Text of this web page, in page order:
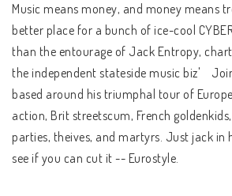
Music means money, and money means
better place for a bunch of ice-cool
than the entourage of Jack Entropy,
the independent stateside music biz'
based around his triumphal tour of
action, Brit streetscum, French
parties, theives, and martyrs. Just jack in
see if you can cut it -- Eurostyle.